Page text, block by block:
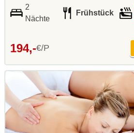
2
Nächte
Frühstück
194,-€/P